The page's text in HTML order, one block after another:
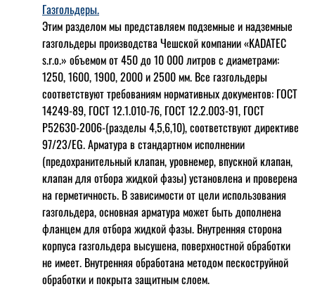
Газгольдеры.
Этим разделом мы представляем подземные и надземные
газгольдеры производства Чешской компании «KADATEC
s.r.o.» объемом от 450 до 10 000 литров с диаметрами:
1250, 1600, 1900, 2000 и 2500 мм. Все газгольдеры
соответствуют требованиям нормативных документов: ГОСТ
14249-89, ГОСТ 12.1.010-76, ГОСТ 12.2.003-91, ГОСТ
Р52630-2006-(разделы 4,5,6,10), соответствуют директиве
97/23/EG. Арматура в стандартном исполнении
(предохранительный клапан, уровнемер, впускной клапан,
клапан для отбора жидкой фазы) установлена и проверена
на герметичность. В зависимости от цели использования
газгольдера, основная арматура может быть дополнена
фланцем для отбора жидкой фазы. Внутренняя сторона
корпуса газгольдера высушена, поверхностной обработки
не имеет. Внутренняя обработана методом пескоструйной
обработки и покрыта защитным слоем.